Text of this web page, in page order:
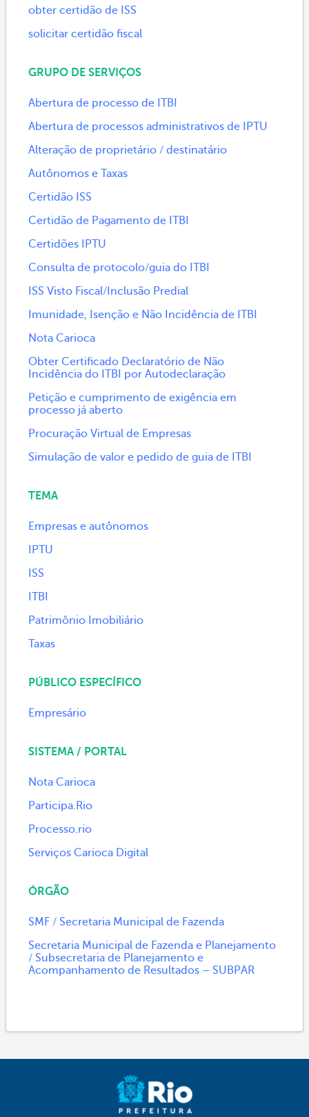
obter certidão de ISS
solicitar certidão fiscal
GRUPO DE SERVIÇOS
Abertura de processo de ITBI
Abertura de processos administrativos de IPTU
Alteração de proprietário / destinatário
Autônomos e Taxas
Certidão ISS
Certidão de Pagamento de ITBI
Certidões IPTU
Consulta de protocolo/guia do ITBI
ISS Visto Fiscal/Inclusão Predial
Imunidade, Isenção e Não Incidência de ITBI
Nota Carioca
Obter Certificado Declaratório de Não
Incidência do ITBI por Autodeclaração
Petição e cumprimento de exigência em
processo já aberto
Procuração Virtual de Empresas
Simulação de valor e pedido de guia de ITBI
TEMA
Empresas e autônomos
IPTU
ISS
ITBI
Patrimônio Imobiliário
Taxas
PÚBLICO ESPECÍFICO
Empresário
SISTEMA / PORTAL
Nota Carioca
Participa.Rio
Processo.rio
Serviços Carioca Digital
ÓRGÃO
SMF / Secretaria Municipal de Fazenda
Secretaria Municipal de Fazenda e Planejamento
/ Subsecretaria de Planejamento e
Acompanhamento de Resultados – SUBPAR